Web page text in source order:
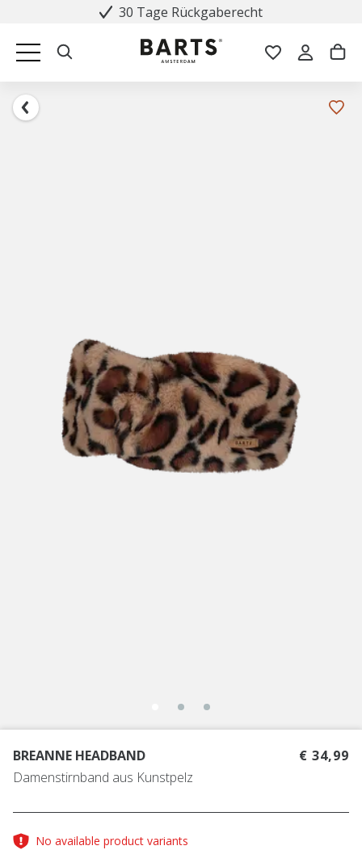
30 Tage Rückgaberecht
BREANNE HEADBAND
Damenstirnband aus Kunstpelz
€ 34,99
No available product variants